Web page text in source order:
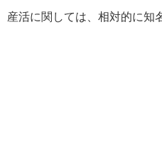
産活に関しては、相対的に知